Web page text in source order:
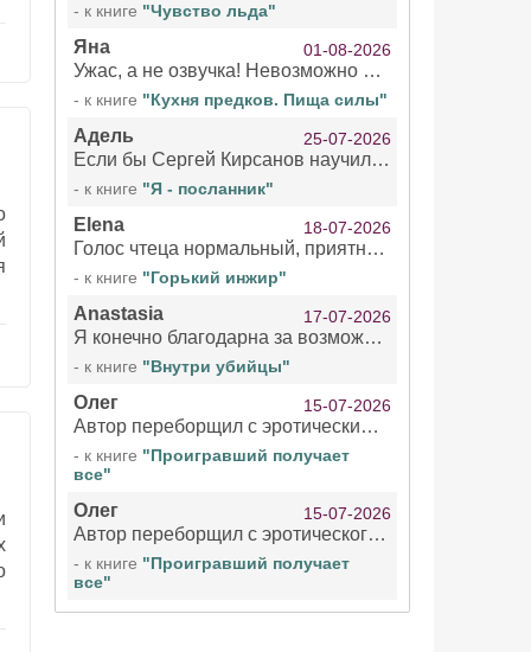
- к книге "Чувство льда"
Яна 01-08-2026
Ужас, а не озвучка! Невозможно вникать в смысл текста из за кривляний чтеца
- к книге "Кухня предков. Пища силы"
Адель 25-07-2026
Если бы Сергей Кирсанов научился не сглатывать каждые 1-2 минуты слюну, так что слышно в микрофоне и, что вызывает отвращение, то мелжно было бы слушать.
- к книге "Я - посланник"
Elena 18-07-2026
Голос чтеца нормальный, приятный тембр. Мне очень понравилось озвучивание рассказа. Очень странный отзыв Надежды. Может у неё что-то с нервами?
- к книге "Горький инжир"
Anastasia 17-07-2026
Я конечно благодарна за возможность бесплатно слушать книги даже новинки , но чтение этой книги просто ужасно
- к книге "Внутри убийцы"
Олег 15-07-2026
Автор переборщил с эротическими сценами. Похоже, с этим у него проблемы.
- к книге "Проигравший получает
все"
Олег 15-07-2026
Автор переборщил с эротического сценами. Похоже, с этим у него проблемы.
- к книге "Проигравший получает
все"